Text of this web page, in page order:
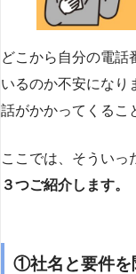
どこから自分の電話
いるのか不安になり
話がかかってくるこ
ここでは、そういっ
３つご紹介します。
①社名と要件を